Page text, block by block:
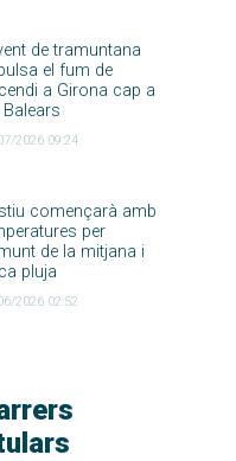
de tramuntana
el fum de
a Girona cap a
Balears
2026 09:24
començarà amb
per
de la mitjana i
pluja
2026 02:52